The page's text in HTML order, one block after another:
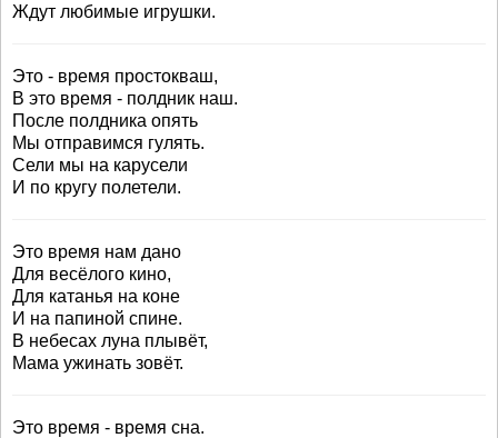
Ждут любимые игрушки.
Это - время простокваш,
В это время - полдник наш.
После полдника опять
Мы отправимся гулять.
Сели мы на карусели
И по кругу полетели.
Это время нам дано
Для весёлого кино,
Для катанья на коне
И на папиной спине.
В небесах луна плывёт,
Мама ужинать зовёт.
Это время - время сна.